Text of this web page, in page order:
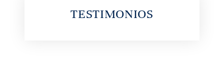
TESTIMONIOS